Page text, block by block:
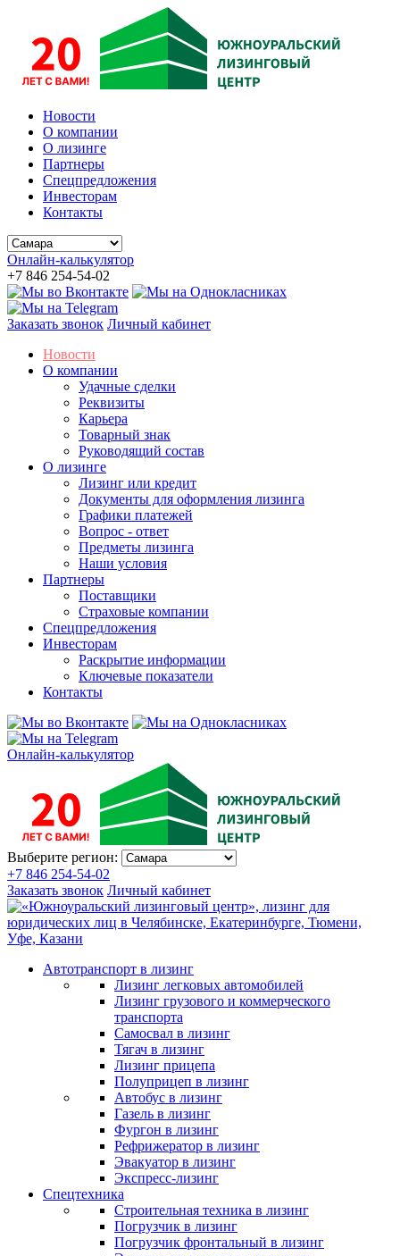
Новости
О компании
О лизинге
Партнеры
Спецпредложения
Инвесторам
Контакты
Онлайн-калькулятор
+7 846 254-54-02
Заказать звонок Личный кабинет
Новости
О компании
Удачные сделки
Реквизиты
Карьера
Товарный знак
Руководящий состав
О лизинге
Лизинг или кредит
Документы для оформления лизинга
Графики платежей
Вопрос - ответ
Предметы лизинга
Наши условия
Партнеры
Поставщики
Страховые компании
Спецпредложения
Инвесторам
Раскрытие информации
Ключевые показатели
Контакты
Онлайн-калькулятор
Выберите регион:
+7 846 254-54-02
Заказать звонок Личный кабинет
Автотранспорт в лизинг
Лизинг легковых автомобилей
Лизинг грузового и коммерческого
транспорта
Самосвал в лизинг
Тягач в лизинг
Лизинг прицепа
Полуприцеп в лизинг
Автобус в лизинг
Газель в лизинг
Фургон в лизинг
Рефрижератор в лизинг
Эвакуатор в лизинг
Экспресс-лизинг
Спецтехника
Строительная техника в лизинг
Погрузчик в лизинг
Погрузчик фронтальный в лизинг